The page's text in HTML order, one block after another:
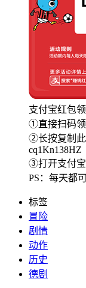
支付宝红包领
①直接扫码
②长按复制此
cq1Kn138HZ
③打开支付宝
PS：每天都
标签
冒险
剧情
动作
历史
德剧